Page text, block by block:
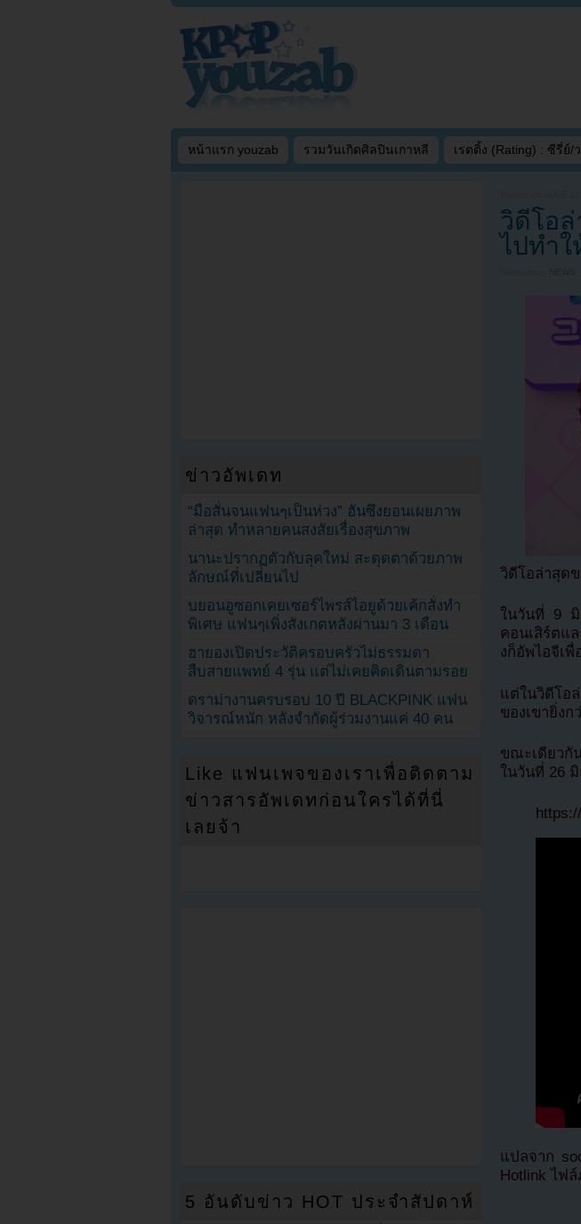
หน้าแรก youzab รวมวันเกิดศิลปินเกาหลี เรตติ้ง (Rating) : ซีรี่ย์/
วิดีโอ
ไปทำ
NEWS
วิดีโอล่าสุด
ในวันที่ 9 มิ
คอนเสิร์ตแ
งก็อัพไอจีเ
แต่ในวิดีโอ
ของเขายิ่งก
ขณะเดียวกั
ในวันที่ 26
แปลจาก
Hotlink ไฟ
ข่าวอัพเดท
“มือสั่นจนแฟนๆเป็นห่วง” ฮันซึงยอนเผยภาพ
ล่าสุด ทำหลายคนสงสัยเรื่องสุขภาพ
นานะปรากฏตัวกับลุคใหม่ สะดุดตาด้วยภาพ
ลักษณ์ที่เปลี่ยนไป
บยอนอูซอกเคยเซอร์ไพรส์ไอยูด้วยเค้กสั่งทำ
พิเศษ แฟนๆเพิ่งสังเกตหลังผ่านมา 3 เดือน
ฮายองเปิดประวัติครอบครัวไม่ธรรมดา
สืบสายแพทย์ 4 รุ่น แต่ไม่เคยคิดเดินตามรอย
ดราม่างานครบรอบ 10 ปี BLACKPINK แฟน
วิจารณ์หนัก หลังจำกัดผู้ร่วมงานแค่ 40 คน
Like แฟนเพจของเราเพื่อติดตาม
ข่าวสารอัพเดทก่อนใครได้ที่นี่
เลยจ้า
5 อันดับข่าว HOT ประจำสัปดาห์